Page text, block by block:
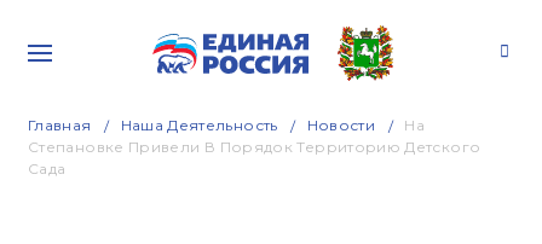
Главная Наша Деятельность Новости
На
Степановке Привели В Порядок Территорию Детского
Сада